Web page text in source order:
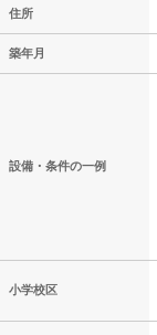
住所
築年月
設備・条件の一例
小学校区